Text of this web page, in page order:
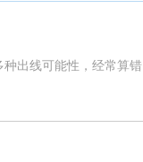
出线可能性，经常算错